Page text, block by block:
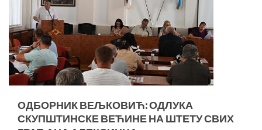
ОДБОРНИК ВЕЉКОВИЋ: ОДЛУКА
СКУПШТИНСКЕ ВЕЋИНЕ НА ШТЕТУ СВИХ